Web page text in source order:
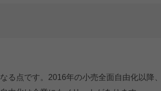
る点です。2016年の小売全面自由化以降